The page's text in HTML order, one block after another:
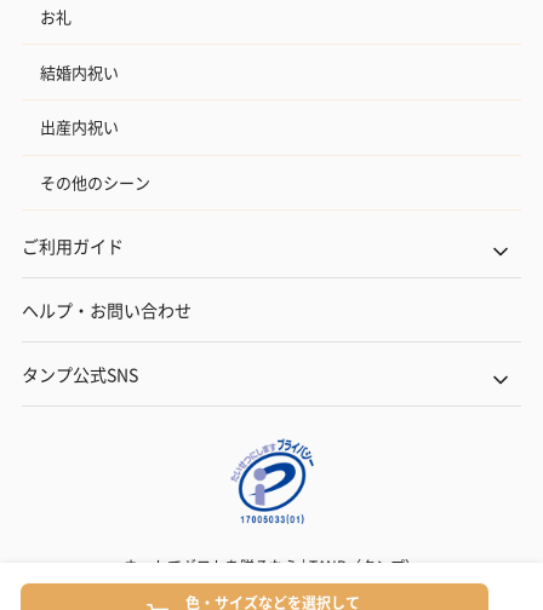
色・サイズなどを選択して
お礼
結婚内祝い
出産内祝い
その他のシーン
ご利用ガイド
ヘルプ・お問い合わせ
タンプ公式SNS
ネットでギフトを贈るなら | TANP（タンプ）
Copyright© TANP Inc.